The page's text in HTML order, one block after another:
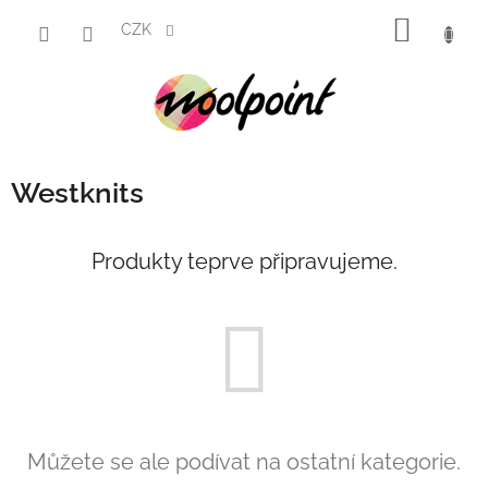
CZK
Westknits
Produkty teprve připravujeme.
Můžete se ale podívat na ostatní kategorie.